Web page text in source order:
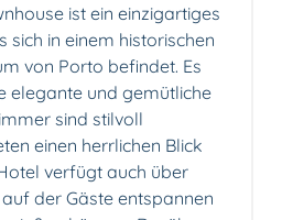
ist ein einzigartiges
sich in einem historischen
von Porto befindet. Es
elegante und gemütliche
sind stilvoll
einen herrlichen Blick
verfügt auch über
der Gäste entspannen